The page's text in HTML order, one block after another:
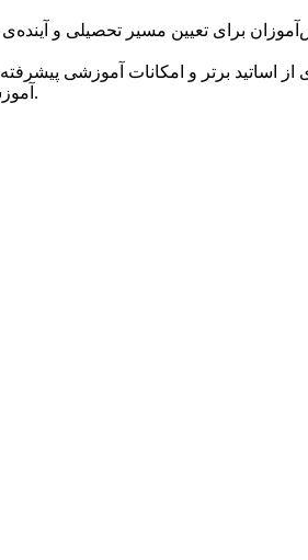
برای تعیین مسیر تحصیلی و
از اساتید برتر و امکانات آموزشی
آموزشگاه علمی پسرانه و دخترانه، مرکز کامپیوتر دخترانه، آموزشگاه زبان‌های خارجی پسرانه و دخترانه را نیز به مجموعه‌ی خود اضافه کرد.